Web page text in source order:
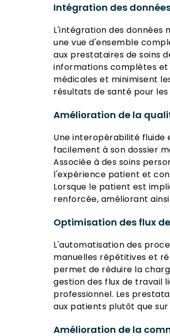
Intégration des
L'intégration des données
une vue d'ensemble
aux prestataires de soins
informations complètes et
médicales et minimisent
résultats de santé pour
Amélioration de la
Une interopérabilité
facilement à son dossier
Associée à des soins
l'expérience patient et
Lorsque le patient est
renforcée, améliorant
Optimisation des flux
L'automatisation des
manuelles répétitives et
permet de réduire la
gestion des flux de travail
professionnel. Les
aux patients plutôt que
Amélioration de la